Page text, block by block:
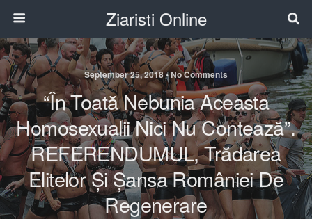
Ziaristi Online
September 25, 2018 • No Comments
“În Toată Nebunia Aceasta
Homosexualii Nici Nu Contează”.
REFERENDUMUL, Trădarea
Elitelor Și Șansa României De
Regenerare